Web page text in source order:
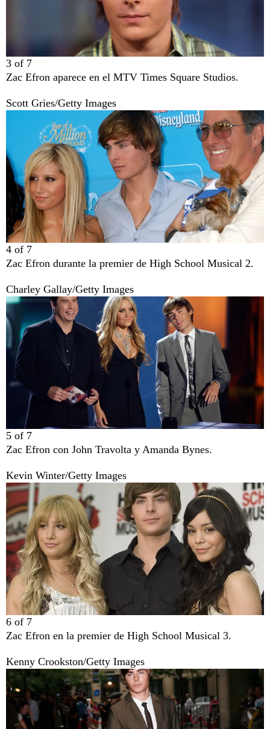
3 of 7
Zac Efron aparece en el MTV Times Square Studios.
Scott Gries/Getty Images
4 of 7
Zac Efron durante la premier de High School Musical 2.
Charley Gallay/Getty Images
5 of 7
Zac Efron con John Travolta y Amanda Bynes.
Kevin Winter/Getty Images
6 of 7
Zac Efron en la premier de High School Musical 3.
Kenny Crookston/Getty Images